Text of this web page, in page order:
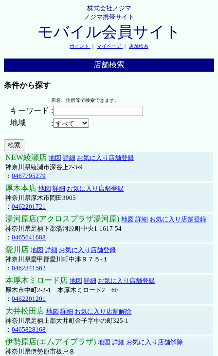
株式会社ノジマ
ノジマ携帯サイト
モバイル会員サイト
ポイント ｜ マイページ ｜ 店舗検索
店舗検索
条件から探す
店名、住所等で検索できます。
キーワード :
地域
:
NEW綾瀬店 地図 詳細 お気に入り店舗登録
神奈川県綾瀬市深谷上2-3-9
： 0467795279
厚木本店 地図 詳細 お気に入り店舗登録
神奈川県厚木市岡田3005
： 0462201721
湯河原店(アクロスプラザ湯河原) 地図 詳細 お気に入り店舗登録
神奈川県足柄下郡湯河原町中央1-1617-54
： 0465641688
愛川店 地図 詳細 お気に入り店舗登録
神奈川県愛甲郡愛川町中津９７５-１
： 0462841562
本厚木ミロード店 地図 詳細 お気に入り店舗登録
厚木市中町2-2-1 本厚木ミロード2 6F
： 0462201201
大井松田店 地図 詳細 お気に入り店舗解除
神奈川県足柄上郡大井町金子字中の町325-1
： 0465828168
伊勢原店(エムアイプラザ) 地図 詳細 お気に入り店舗解除
神奈川県伊勢原市板戸８